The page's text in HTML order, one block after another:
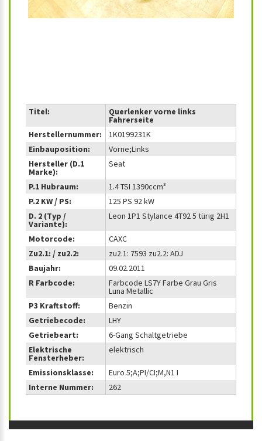
Titel: Querlenker vorne links
Fahrerseite
Herstellernummer:
1K0199231K
Einbauposition:
Vorne;Links
Hersteller (D.1
Marke):
Seat
P.1 Hubraum:
1.4 TSI 1390ccm³
P.2 KW / PS:
125 PS 92 kW
D. 2 (Typ /
Variante):
Leon 1P1 Stylance 4T92 5 türig 2H1
Motorcode:
CAXC
Zu2.1: / zu2.2:
zu2.1: 7593 zu2.2: ADJ
Baujahr:
09.02.2011
R Farbcode:
Farbcode LS7Y Farbe Grau Gris
Luna Metallic
P3 Kraftstoff:
Benzin
Getriebecode:
LHY
Getriebeart:
6-Gang Schaltgetriebe
Elektrische
Fensterheber:
elektrisch
Emissionsklasse:
Euro 5;A;PI/CI;M,N1 I
Interne Nummer:
262